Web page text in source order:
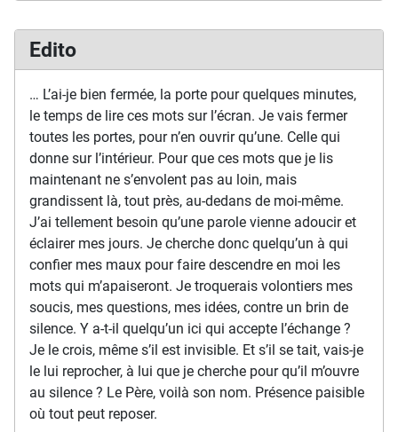
Edito
… L’ai-je bien fermée, la porte pour quelques minutes,
le temps de lire ces mots sur l’écran. Je vais fermer
toutes les portes, pour n’en ouvrir qu’une. Celle qui
donne sur l’intérieur. Pour que ces mots que je lis
maintenant ne s’envolent pas au loin, mais
grandissent là, tout près, au-dedans de moi-même.
J’ai tellement besoin qu’une parole vienne adoucir et
éclairer mes jours. Je cherche donc quelqu’un à qui
confier mes maux pour faire descendre en moi les
mots qui m’apaiseront. Je troquerais volontiers mes
soucis, mes questions, mes idées, contre un brin de
silence. Y a-t-il quelqu’un ici qui accepte l’échange ?
Je le crois, même s’il est invisible. Et s’il se tait, vais-je
le lui reprocher, à lui que je cherche pour qu’il m’ouvre
au silence ? Le Père, voilà son nom. Présence paisible
où tout peut reposer.